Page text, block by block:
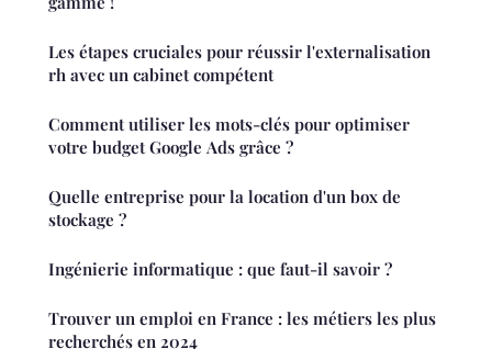
Les étapes cruciales pour réussir l'externalisation
rh avec un cabinet compétent
Comment utiliser les mots-clés pour optimiser
votre budget Google Ads grâce ?
Quelle entreprise pour la location d'un box de
stockage ?
Ingénierie informatique : que faut-il savoir ?
Trouver un emploi en France : les métiers les plus
recherchés en 2024